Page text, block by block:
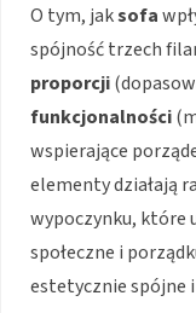
O tym, jaksofa
spójność trzech
proporcji
funkcjonalności
wspierające
elementy działają
wypoczynku, które
społeczne i
estetycznie spójne